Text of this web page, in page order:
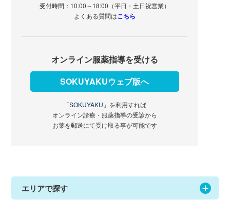
受付時間：10:00～18:00（平日・土日祝営業）
よくある質問はこちら
オンライン服薬指導を受ける
SOKUYAKUウェブ版へ
「SOKUYAKU」 を利用すれば
オンライン診療・服薬指導の受診から
お薬を郵送にて受け取る事が可能です
エリアで探す